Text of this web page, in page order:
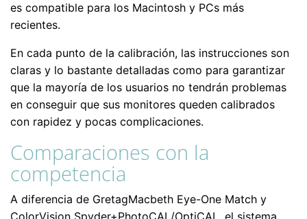
es compatible para los Macintosh y PCs más
recientes.
En cada punto de la calibración, las instrucciones son
claras y lo bastante detalladas como para garantizar
que la mayoría de los usuarios no tendrán problemas
en conseguir que sus monitores queden calibrados
con rapidez y pocas complicaciones.
Comparaciones con la
competencia
A diferencia de GretagMacbeth Eye-One Match y